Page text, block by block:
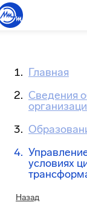
Главная
Сведения
условиях
Назад